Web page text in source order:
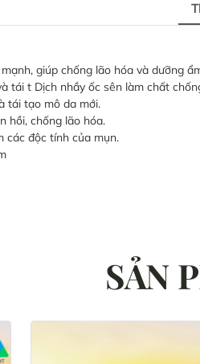
giúp chống lão hóa và dưỡng
tái t Dịch nhầy ốc sên làm chất
tái tạo mô da mới.
hồi, chống lão hóa.
các độc tính của mụn.
SẢN